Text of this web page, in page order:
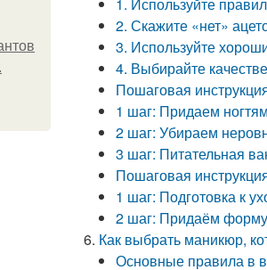
2. Скажите «нет»
3. Используйте
4. Выбирайте
Пошаговая
1 шаг: Придаем
2 шаг: Убираем
3 шаг: Питательная
Пошаговая
1 шаг: Подготовка к
2 шаг: Придаём
Как выбрать маникюр,
Основные правила в